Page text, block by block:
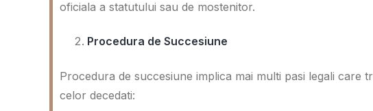
oficiala a statutului sau de mostenitor.
Procedura de Succesiune
Procedura de succesiune implica mai multi pasi legali care
celor decedati: